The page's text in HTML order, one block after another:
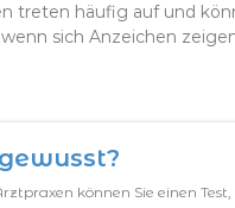
treten häufig auf und
sich Anzeichen
können Sie einen